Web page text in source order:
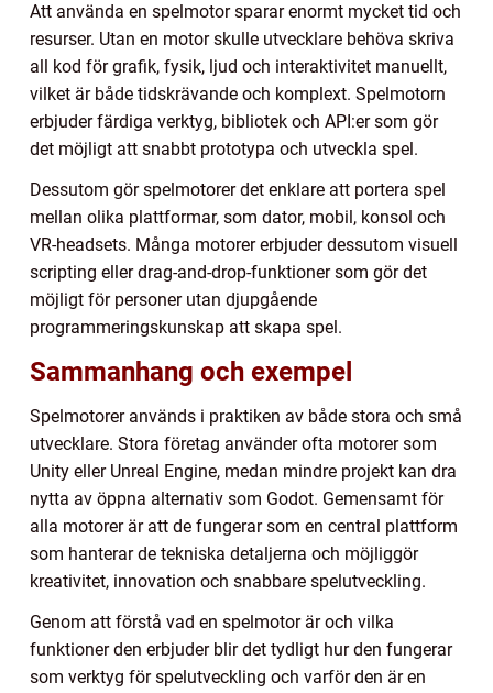
Att använda en spelmotor sparar enormt mycket tid och
resurser. Utan en motor skulle utvecklare behöva skriva
all kod för grafik, fysik, ljud och interaktivitet manuellt,
vilket är både tidskrävande och komplext. Spelmotorn
erbjuder färdiga verktyg, bibliotek och API:er som gör
det möjligt att snabbt prototypa och utveckla spel.
Dessutom gör spelmotorer det enklare att portera spel
mellan olika plattformar, som dator, mobil, konsol och
VR-headsets. Många motorer erbjuder dessutom visuell
scripting eller drag-and-drop-funktioner som gör det
möjligt för personer utan djupgående
programmeringskunskap att skapa spel.
Sammanhang och exempel
Spelmotorer används i praktiken av både stora och små
utvecklare. Stora företag använder ofta motorer som
Unity eller Unreal Engine, medan mindre projekt kan dra
nytta av öppna alternativ som Godot. Gemensamt för
alla motorer är att de fungerar som en central plattform
som hanterar de tekniska detaljerna och möjliggör
kreativitet, innovation och snabbare spelutveckling.
Genom att förstå vad en spelmotor är och vilka
funktioner den erbjuder blir det tydligt hur den fungerar
som verktyg för spelutveckling och varför den är en